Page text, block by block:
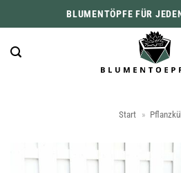
Inhalt
springen
BLUMENTÖPFE FÜR
Start »